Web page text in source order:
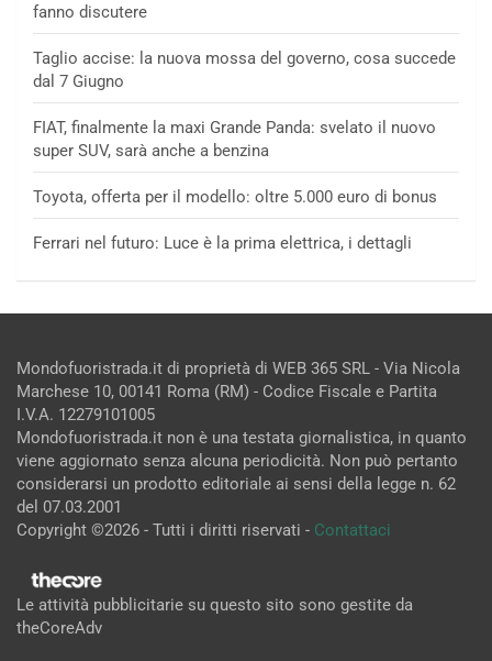
fanno discutere
Taglio accise: la nuova mossa del governo, cosa succede
dal 7 Giugno
FIAT, finalmente la maxi Grande Panda: svelato il nuovo
super SUV, sarà anche a benzina
Toyota, offerta per il modello: oltre 5.000 euro di bonus
Ferrari nel futuro: Luce è la prima elettrica, i dettagli
Mondofuoristrada.it di proprietà di WEB 365 SRL - Via Nicola
Marchese 10, 00141 Roma (RM) - Codice Fiscale e Partita
I.V.A. 12279101005
Mondofuoristrada.it non è una testata giornalistica, in quanto
viene aggiornato senza alcuna periodicità. Non può pertanto
considerarsi un prodotto editoriale ai sensi della legge n. 62
del 07.03.2001
Copyright ©2026 - Tutti i diritti riservati - Contattaci
Le attività pubblicitarie su questo sito sono gestite da
theCoreAdv